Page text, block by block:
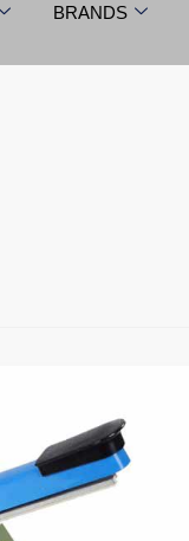
BRANDS